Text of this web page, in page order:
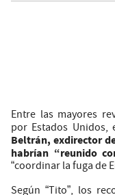
Entre las mayores
por Estados
Beltrán, exdirector
habrían “reunido
“coordinar la fuga de
Según “Tito”, los